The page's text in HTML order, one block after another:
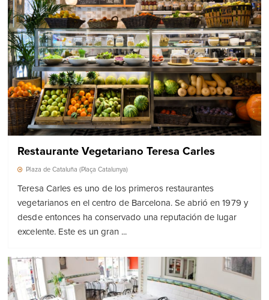
Restaurante Vegetariano Teresa Carles
Plaza de Cataluña (Plaça Catalunya)
Teresa Carles es uno de los primeros restaurantes
vegetarianos en el centro de Barcelona. Se abrió en 1979 y
desde entonces ha conservado una reputación de lugar
excelente. Este es un gran ...